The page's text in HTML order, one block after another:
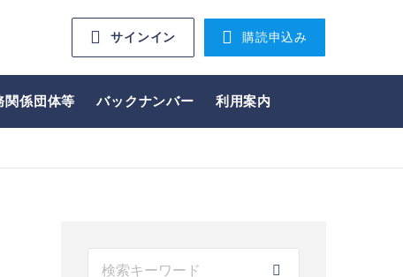
サインイン 購読申込み
関係団体等 バックナンバー 利用案内